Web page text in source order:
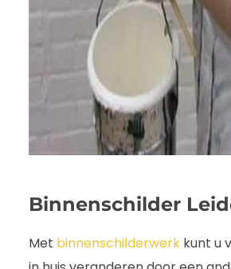
Binnenschilder
Met binnenschilderwerk kunt u